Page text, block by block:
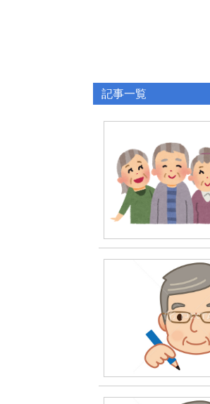
記事一覧